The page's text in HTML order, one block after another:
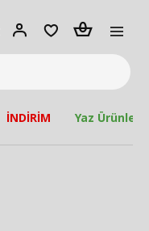
Giriş
Adet
İNDİRİM Yaz Ürünleri